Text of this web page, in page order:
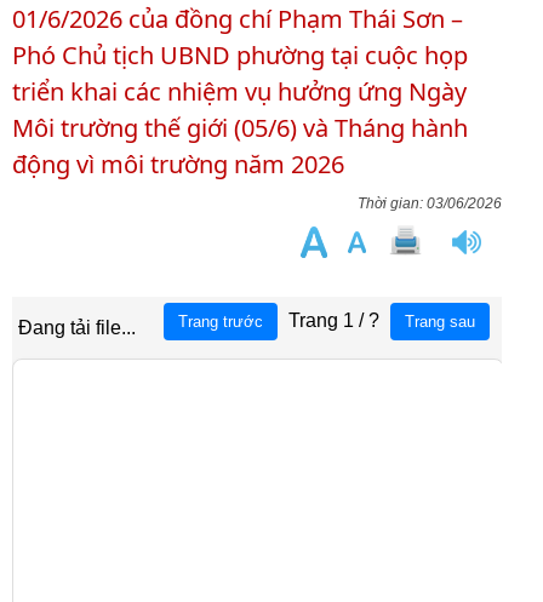
01/6/2026 của đồng chí Phạm Thái Sơn –
Phó Chủ tịch UBND phường tại cuộc họp
triển khai các nhiệm vụ hưởng ứng Ngày
Môi trường thế giới (05/6) và Tháng hành
động vì môi trường năm 2026
03/06/2026